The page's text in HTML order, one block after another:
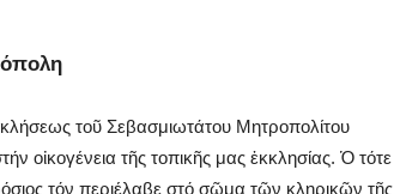
τοῦ Σεβασμιωτάτου Μητροπολίτου
οἰκογένεια τῆς τοπικῆς μας ἐκκλησίας. Ὁ τότε
τόν περιέλαβε στό σῶμα τῶν κληρικῶν τῆς